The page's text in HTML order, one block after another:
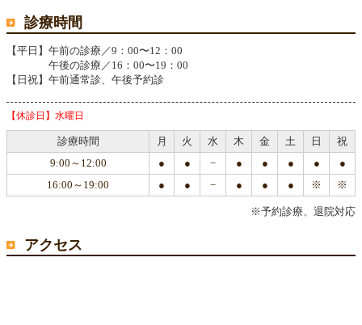
診療時間
【平日】 午前の診療／9：00〜12：00
午後の診療／16：00〜19：00
【日祝】 午前通常診、午後予約診
【休診日】水曜日
診療時間 月 火 水 木 金 土 日
祝
9:00～12:00
● ● − ● ● ● ●
●
16:00～19:00
● ● − ● ● ● ※ ※
※予約診療、退院対応
アクセス